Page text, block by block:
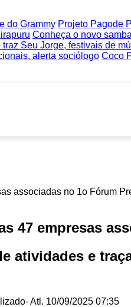
do Grammy Projeto Pagode
Conheça o novo
Seu Jorge, festivais de
alerta sociólogo Coco
47 empresas
atividades e
- Atl. 10/09/2025 07:35